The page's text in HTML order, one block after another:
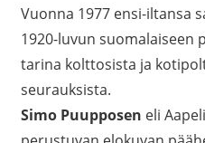
Vuonna 1977 ensi-iltansa
1920-luvun suomalaiseen
tarina kolttosista ja
seurauksista.
Simo Puupposen eli